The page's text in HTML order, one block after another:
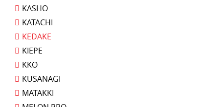
KASHO
KATACHI
KEDAKE
KIEPE
KKO
KUSANAGI
MATAKKI